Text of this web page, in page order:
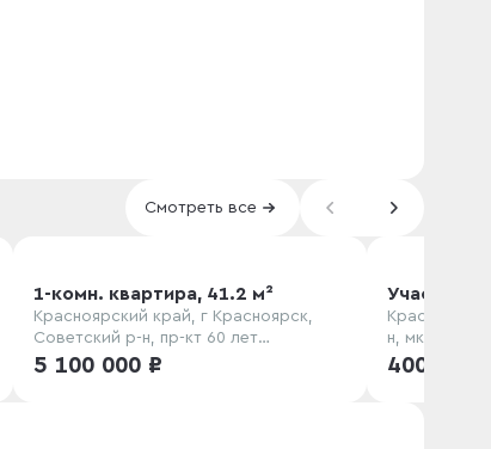
Смотреть все
1-комн. квартира, 41.2 м²
Красноярский край, г Красноярск,
Советский р-н, пр-кт 60 лет
Образования СССР, д. 58а
5 100 000 ₽
Участок,
н, мкр
Хрустальная
400 000